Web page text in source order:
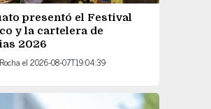
presentó el Festival
y la cartelera de
2026
el 2026-08-07T19:04:39